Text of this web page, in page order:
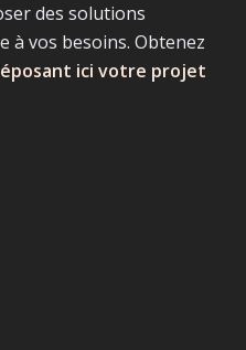
des solutions
à vos besoins. Obtenez
ici votre projet